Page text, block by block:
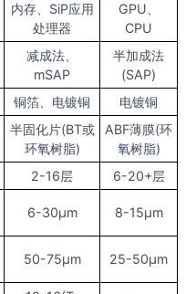
内存、SiP应用
处理器
GPU、
CPU
减成法、
mSAP
半加成法
(SAP)
铜箔、电镀铜 电镀铜
半固化片(BT或
环氧树脂)
ABF薄膜(环
氧树脂)
2-16层
6-20+层
6-30μm 8-15μm
50-75μm 25-50μm